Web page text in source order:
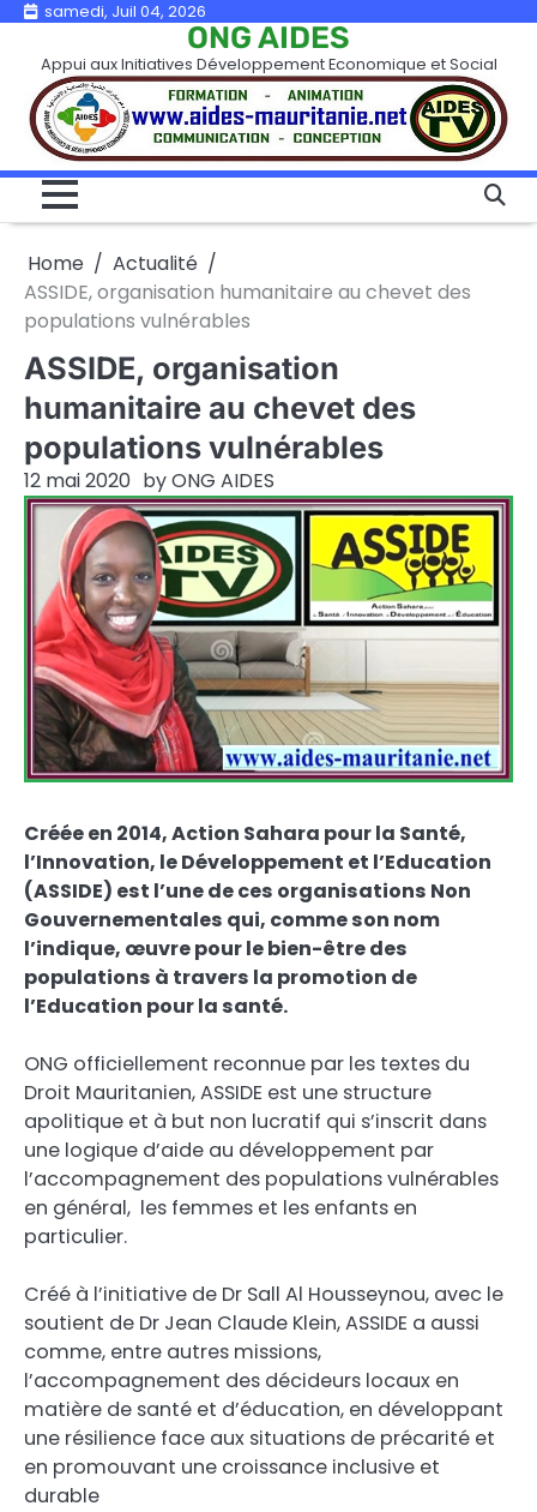
Skip
content
samedi, Juil 04, 2026
ONG AIDES
Appui aux Initiatives Développement Economique et Social
Home
Actualité
ASSIDE, organisation humanitaire au chevet des
populations vulnérables
ASSIDE, organisation
humanitaire au chevet des
populations vulnérables
12 mai 2020 byONG AIDES
Créée en 2014, Action Sahara pour la Santé,
l’Innovation, le Développement et l’Education
(ASSIDE) est l’une de ces organisations Non
Gouvernementales qui, comme son nom
l’indique, œuvre pour le bien-être des
populations à travers la promotion de
l’Education pour la santé.
ONG officiellement reconnue par les textes du
Droit Mauritanien, ASSIDE est une structure
apolitique et à but non lucratif qui s’inscrit dans
une logique d’aide au développement par
l’accompagnement des populations vulnérables
en général, les femmes et les enfants en
particulier.
Créé à l’initiative de Dr Sall Al Housseynou, avec le
soutient de Dr Jean Claude Klein, ASSIDE a aussi
comme, entre autres missions,
l’accompagnement des décideurs locaux en
matière de santé et d’éducation, en développant
une résilience face aux situations de précarité et
en promouvant une croissance inclusive et
durable